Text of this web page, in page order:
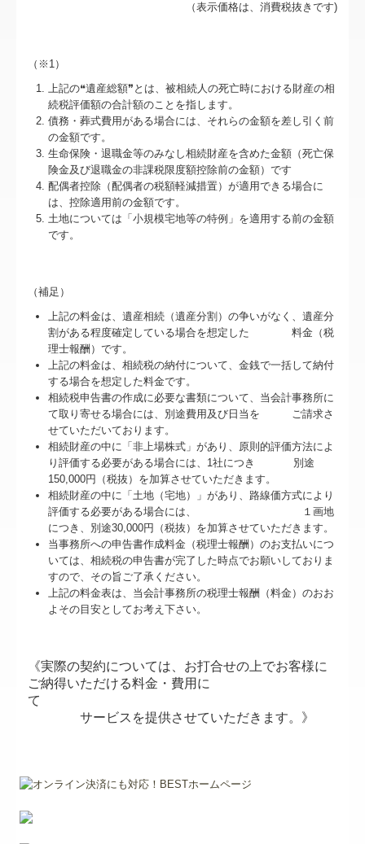
経営改善計画の策定支援
経営改善オンデマンド講座
証憑保存機能
（表示価格は、消費税抜きです)
（※1）
上記の❝遺産総額❞とは、被相続人の死亡時における財産の相
続税評価額の合計額のことを指します。
債務・葬式費用がある場合には、それらの金額を差し引く前
の金額です。
生命保険・退職金等のみなし相続財産を含めた金額（死亡保
険金及び退職金の非課税限度額控除前の金額）です
配偶者控除（配偶者の税額軽減措置）が適用できる場合に
は、控除適用前の金額です。
土地については「小規模宅地等の特例」を適用する前の金額
です。
（補足）
上記の料金は、遺産相続（遺産分割）の争いがなく、遺産分
割がある程度確定している場合を想定した 料金（税
理士報酬）です。
上記の料金は、相続税の納付について、金銭で一括して納付
する場合を想定した料金です。
相続税申告書の作成に必要な書類について、当会計事務所に
て取り寄せる場合には、別途費用及び日当を ご請求さ
せていただいております。
相続財産の中に「非上場株式」があり、原則的評価方法によ
り評価する必要がある場合には、1社につき 別途
150,000円（税抜）を加算させていただきます。
相続財産の中に「土地（宅地）」があり、路線価方式により
評価する必要がある場合には、 １画地
につき、別途30,000円（税抜）を加算させていただきます。
当事務所への申告書作成料金（税理士報酬）のお支払いにつ
いては、相続税の申告書が完了した時点でお願いしておりま
すので、その旨ご了承ください。
上記の料金表は、当会計事務所の税理士報酬（料金）のおお
よその目安としてお考え下さい。
《実際の契約については、お打合せの上でお客様に
ご納得いただける料金・費用に
て
サービスを提供させていただきます。》